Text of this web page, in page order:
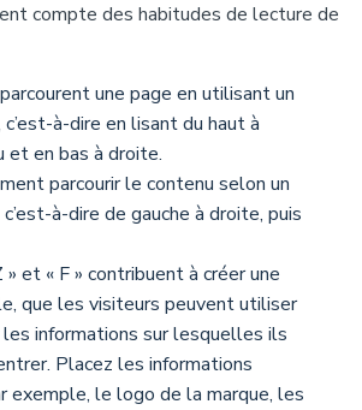
compte des habitudes de lecture de
une page en utilisant un
à-dire en lisant du haut à
et en bas à droite.
parcourir le contenu selon un
à-dire de gauche à droite, puis
» et « F » contribuent à créer une
que les visiteurs peuvent utiliser
informations sur lesquelles ils
Placez les informations
exemple, le logo de la marque, les